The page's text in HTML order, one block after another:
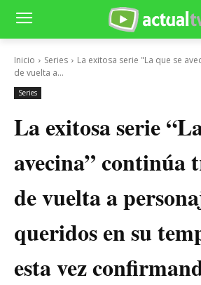
Inicio Series
La exitosa serie "La que se
de vuelta a...
Series
La exitosa serie
avecina” continúa
de vuelta a
queridos en su
esta vez